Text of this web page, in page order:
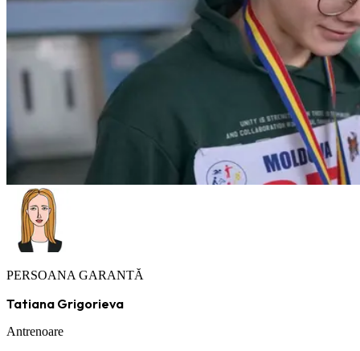
PERSOANA GARANTĂ
Tatiana Grigorieva
Antrenoare